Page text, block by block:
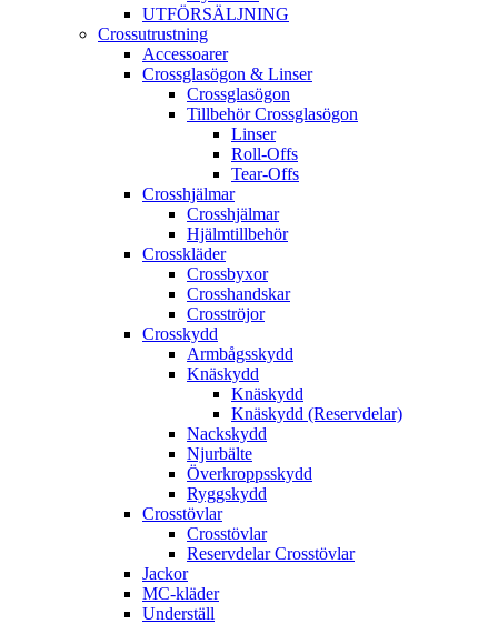
UTFÖRSÄLJNING
Crossutrustning
Accessoarer
Crossglasögon & Linser
Crossglasögon
Tillbehör Crossglasögon
Linser
Roll-Offs
Tear-Offs
Crosshjälmar
Crosshjälmar
Hjälmtillbehör
Crosskläder
Crossbyxor
Crosshandskar
Crosströjor
Crosskydd
Armbågsskydd
Knäskydd
Knäskydd
Knäskydd (Reservdelar)
Nackskydd
Njurbälte
Överkroppsskydd
Ryggskydd
Crosstövlar
Crosstövlar
Reservdelar Crosstövlar
Jackor
MC-kläder
Underställ